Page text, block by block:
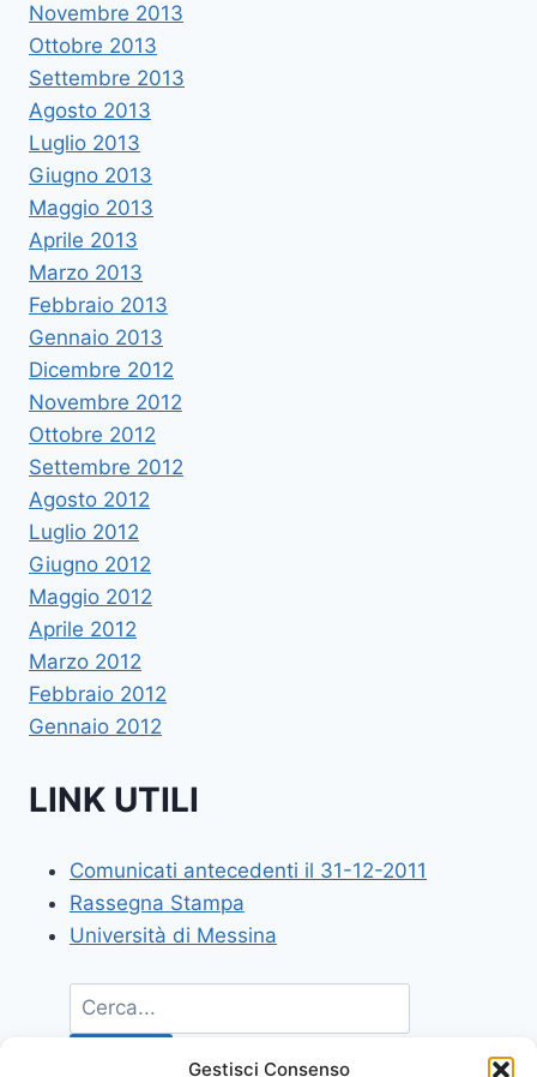
Gestisci Consenso
Novembre 2013
Ottobre 2013
Settembre 2013
Agosto 2013
Luglio 2013
Giugno 2013
Maggio 2013
Aprile 2013
Marzo 2013
Febbraio 2013
Gennaio 2013
Dicembre 2012
Novembre 2012
Ottobre 2012
Settembre 2012
Agosto 2012
Luglio 2012
Giugno 2012
Maggio 2012
Aprile 2012
Marzo 2012
Febbraio 2012
Gennaio 2012
LINK UTILI
Comunicati antecedenti il 31-12-2011
Rassegna Stampa
Università di Messina